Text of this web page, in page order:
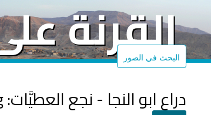
القرنة
البحث في الصور
دراع ابو النجا - نجع العطيَّات: 1997015dra-A.jpg